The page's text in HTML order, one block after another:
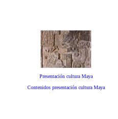
Presentación cultura Maya
Contenidos presentación cultura Maya